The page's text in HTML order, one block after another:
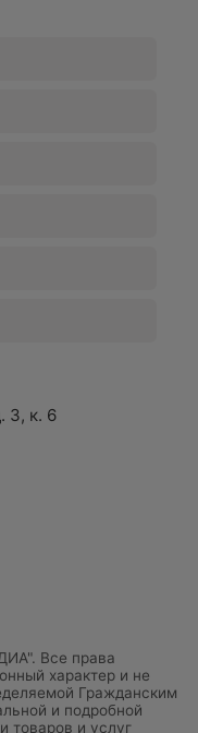
3, к. 6
Все права
характер и не
Гражданским
и подробной
товаров и услуг